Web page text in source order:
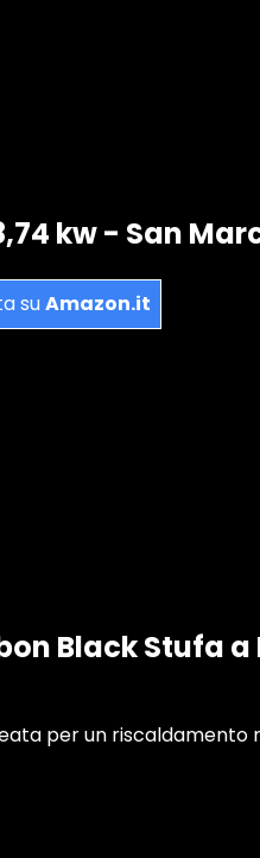
kw - San
suAmazon.it
Black Stufa a
per un